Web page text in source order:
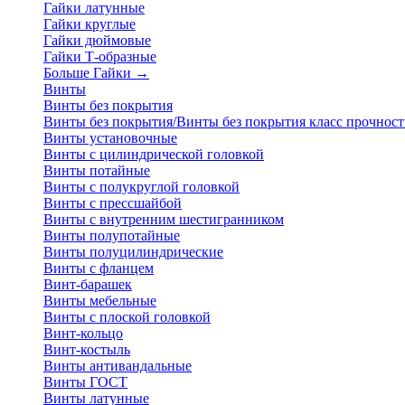
Гайки латунные
Гайки круглые
Гайки дюймовые
Гайки Т-образные
Больше Гайки →
Винты
Винты без покрытия
Винты без покрытия/Винты без покрытия класс
Винты установочные
Винты с цилиндрической головкой
Винты потайные
Винты с полукруглой головкой
Винты с прессшайбой
Винты с внутренним шестигранником
Винты полупотайные
Винты полуцилиндрические
Винты с фланцем
Винт-барашек
Винты мебельные
Винты с плоской головкой
Винт-кольцо
Винт-костыль
Винты антивандальные
Винты ГОСТ
Винты латунные